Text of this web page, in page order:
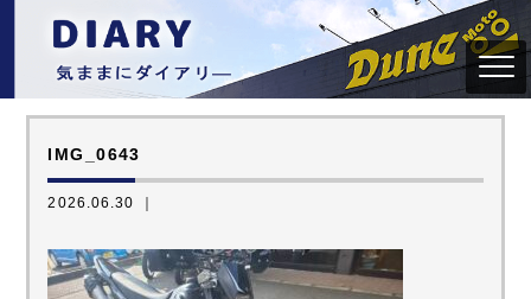
IMG_0643
2026.06.30 ｜